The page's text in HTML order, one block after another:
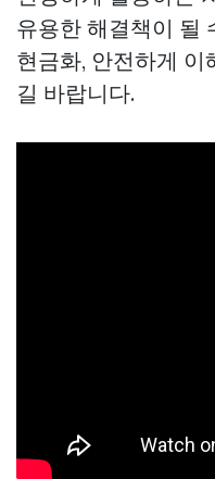
유용한 해결책이 될
현금화, 안전하게 이
길 바랍니다.